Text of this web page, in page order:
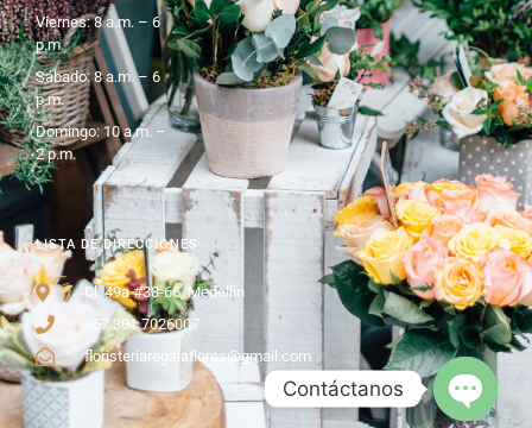
LISTA DE DIRECCIONES
Cl. 49a #38-66, Medellín
+57 301 7026007
floristeriaregalaflores@gmail.com
Viernes: 8 a.m. – 6
p.m.
Sábado: 8 a.m. – 6
p.m.
Domingo: 10 a.m. –
2 p.m.
Contáctanos